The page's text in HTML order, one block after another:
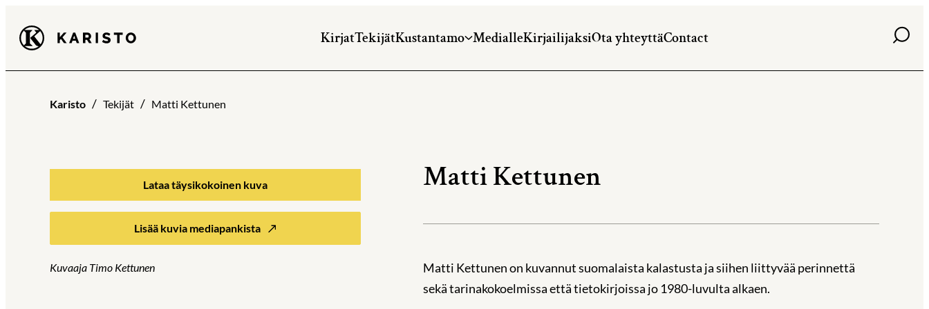
suoraan
Karisto KirjatTekijätKustantamo MedialleKirjailijaksiOta yhteyttäContact Haku
Karisto Tekijät Matti Kettunen
Lataa täysikokoinen kuva
Lisää kuvia mediapankista
Kuvaaja Timo Kettunen
Matti Kettunen
Matti Kettunen on kuvannut suomalaista kalastusta ja siihen liittyvää perinnettä
sekä tarinakokoelmissa että tietokirjoissa jo 1980-luvulta alkaen.